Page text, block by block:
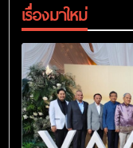
เรื่องมาใหม่